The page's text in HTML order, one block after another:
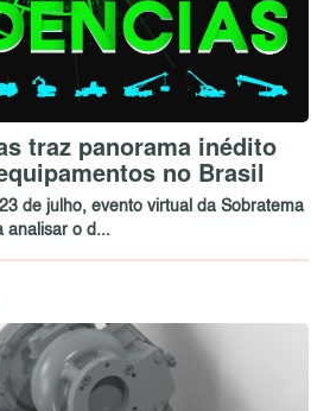
traz panorama inédito
no Brasil
de julho, evento virtual da Sobratema
analisar o d...